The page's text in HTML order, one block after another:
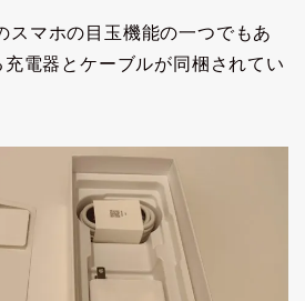
スマホの目玉機能の一つでもあ
電器とケーブルが同梱されてい